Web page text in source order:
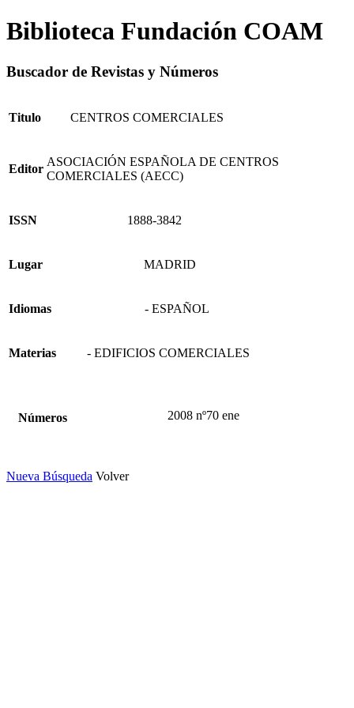
Biblioteca Fundación COAM
Buscador de Revistas y Números
Titulo CENTROS COMERCIALES
Editor
ASOCIACIÓN ESPAÑOLA DE CENTROS
COMERCIALES (AECC)
ISSN 1888-3842
Lugar MADRID
Idiomas - ESPAÑOL
Materias - EDIFICIOS COMERCIALES
Números 2008 nº70 ene
Nueva Búsqueda Volver